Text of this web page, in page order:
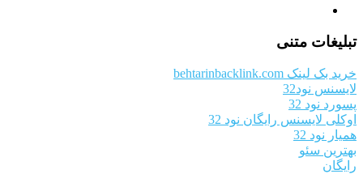
تبلیغات متنی
خرید بک لینک behtarinbacklink.com
لایسنس نود32
پسورد نود 32
اوکلی لایسنس رایگان نود 32
همیار نود 32
بهترین سئو
رایگان